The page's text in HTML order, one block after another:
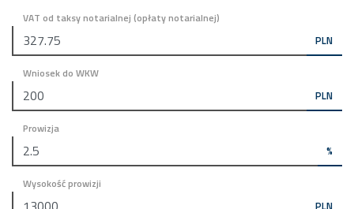
VAT od taksy notarialnej (opłaty notarialnej)
PLN
Wniosek do WKW
PLN
Prowizja
%
Wysokość prowizji
PLN